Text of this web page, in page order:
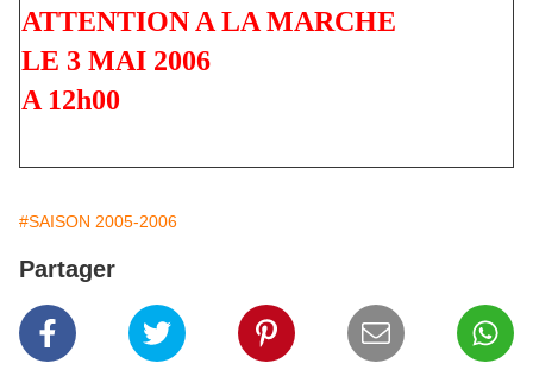
ATTENTION A LA MARCHE
LE 3 MAI 2006
A 12h00
#SAISON 2005-2006
Partager